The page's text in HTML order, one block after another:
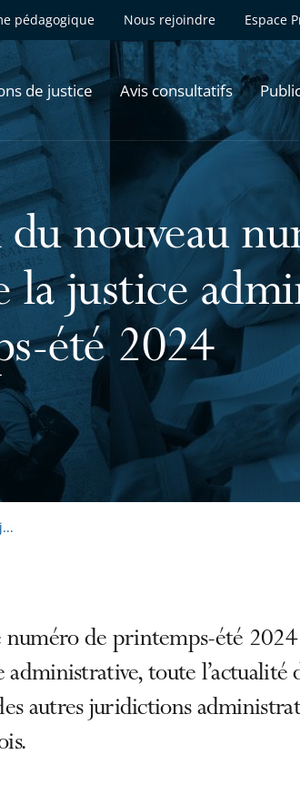
pédagogique Nous rejoindre Espace
de justice Avis consultatifs
nouveau
la justice
été 2024
numéro de printemps-été
toute l’actualité
autres juridictions